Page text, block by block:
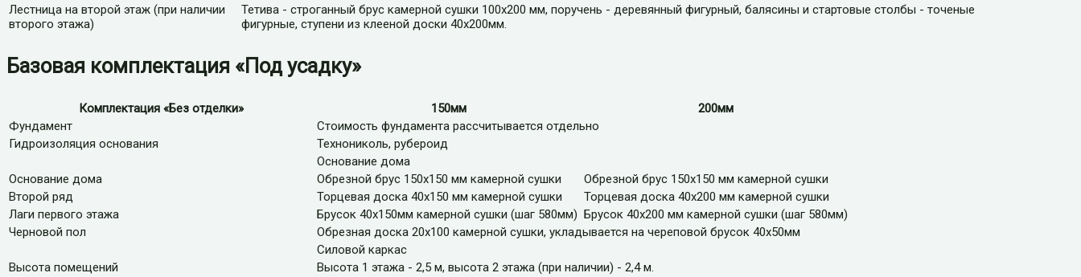
Лестница на второй этаж (при наличии
второго этажа)
Тетива - строганный брус камерной сушки 100х200 мм, поручень - деревянный фигурный, балясины и стартовые столбы - точеные
фигурные, ступени из клееной доски 40х200мм.
Базовая комплектация «Под усадку»
Комплектация «Без отделки» 150мм
200мм
Фундамент
Стоимость фундамента рассчитывается отдельно
Гидроизоляция основания
Технониколь, рубероид
Основание дома
Основание дома
Обрезной брус 150х150 мм камерной сушки
Обрезной брус 150х150 мм камерной сушки
Второй ряд
Торцевая доска 40х150 мм камерной сушки
Торцевая доска 40х200 мм камерной сушки
Лаги первого этажа
Брусок 40х150мм камерной сушки (шаг 580мм) Брусок 40х200 мм камерной сушки (шаг 580мм)
Черновой пол
Обрезная доска 20х100 камерной сушки, укладывается на череповой брусок 40х50мм
Силовой каркас
Высота помещений
Высота 1 этажа - 2,5 м, высота 2 этажа (при наличии) - 2,4 м.